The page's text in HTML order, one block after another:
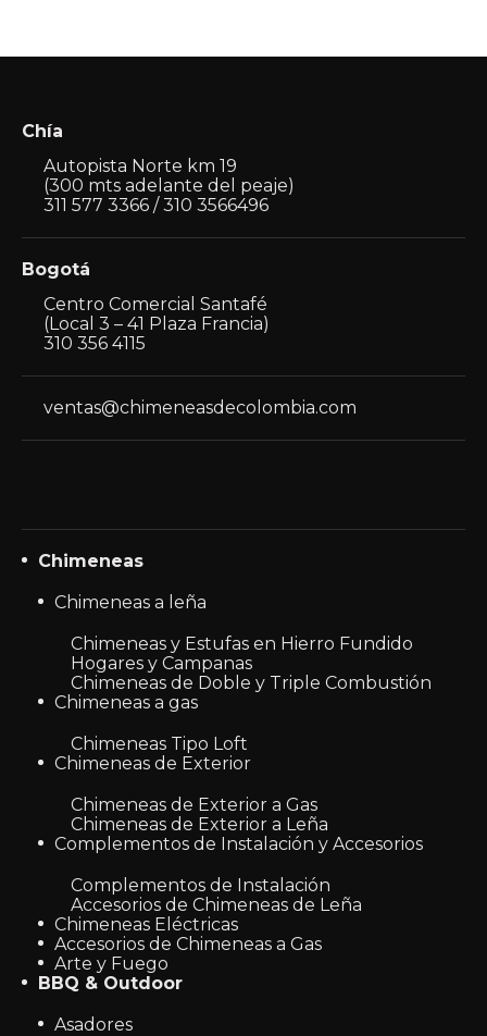
Chía
Autopista Norte km 19
(300 mts adelante del peaje)
311 577 3366 / 310 3566496
Bogotá
Centro Comercial Santafé
(Local 3 – 41 Plaza Francia)
310 356 4115
ventas@chimeneasdecolombia.com
Chimeneas
Chimeneas a leña
Chimeneas y Estufas en Hierro Fundido
Hogares y Campanas
Chimeneas de Doble y Triple Combustión
Chimeneas a gas
Chimeneas Tipo Loft
Chimeneas de Exterior
Chimeneas de Exterior a Gas
Chimeneas de Exterior a Leña
Complementos de Instalación y Accesorios
Complementos de Instalación
Accesorios de Chimeneas de Leña
Chimeneas Eléctricas
Accesorios de Chimeneas a Gas
Arte y Fuego
BBQ & Outdoor
Asadores